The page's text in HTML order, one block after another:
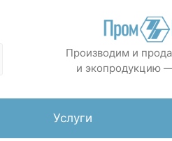
Производим и
и экопродукцию
Услуги